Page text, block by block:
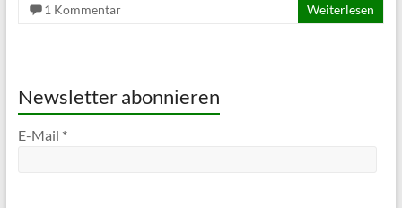
1 Kommentar
Weiterlesen
Newsletter abonnieren
E-Mail *